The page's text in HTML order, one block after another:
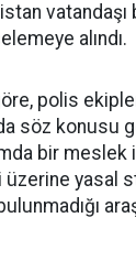
vatandaşı
alındı.
polis
söz konusu
bir
yasal